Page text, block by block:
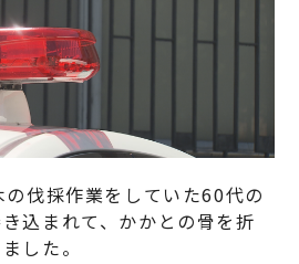
伐採作業をしていた60代の
込まれて、かかとの骨を折
した。